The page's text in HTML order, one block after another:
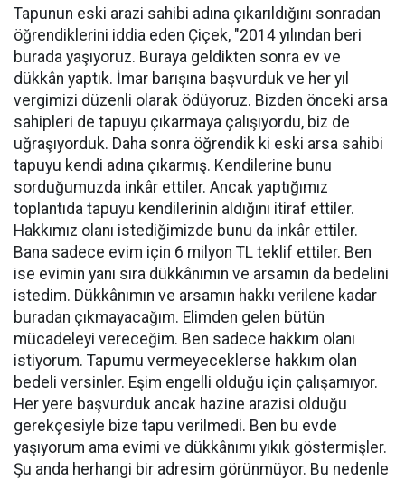
Tapunun eski arazi sahibi adına çıkarıldığını sonradan
öğrendiklerini iddia eden Çiçek, "2014 yılından beri
burada yaşıyoruz. Buraya geldikten sonra ev ve
dükkân yaptık. İmar barışına başvurduk ve her yıl
vergimizi düzenli olarak ödüyoruz. Bizden önceki arsa
sahipleri de tapuyu çıkarmaya çalışıyordu, biz de
uğraşıyorduk. Daha sonra öğrendik ki eski arsa sahibi
tapuyu kendi adına çıkarmış. Kendilerine bunu
sorduğumuzda inkâr ettiler. Ancak yaptığımız
toplantıda tapuyu kendilerinin aldığını itiraf ettiler.
Hakkımız olanı istediğimizde bunu da inkâr ettiler.
Bana sadece evim için 6 milyon TL teklif ettiler. Ben
ise evimin yanı sıra dükkânımın ve arsamın da bedelini
istedim. Dükkânımın ve arsamın hakkı verilene kadar
buradan çıkmayacağım. Elimden gelen bütün
mücadeleyi vereceğim. Ben sadece hakkım olanı
istiyorum. Tapumu vermeyeceklerse hakkım olan
bedeli versinler. Eşim engelli olduğu için çalışamıyor.
Her yere başvurduk ancak hazine arazisi olduğu
gerekçesiyle bize tapu verilmedi. Ben bu evde
yaşıyorum ama evimi ve dükkânımı yıkık göstermişler.
Şu anda herhangi bir adresim görünmüyor. Bu nedenle